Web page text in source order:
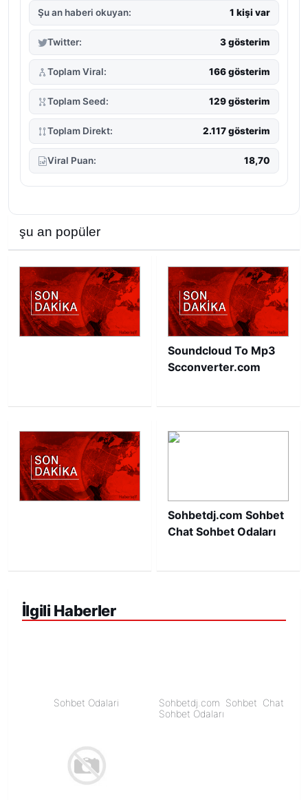
Şu an haberi okuyan: 1 kişi var
Twitter: 3 gösterim
Toplam Viral: 166 gösterim
Toplam Seed: 129 gösterim
Toplam Direkt: 2.117 gösterim
Viral Puan: 18,70
şu an popüler
Soundcloud To Mp3
Scconverter.com
Sohbetdj.com Sohbet
Chat Sohbet Odaları
İlgili Haberler
Sohbet Odalari
Sohbetdj.com Sohbet Chat
Sohbet Odaları